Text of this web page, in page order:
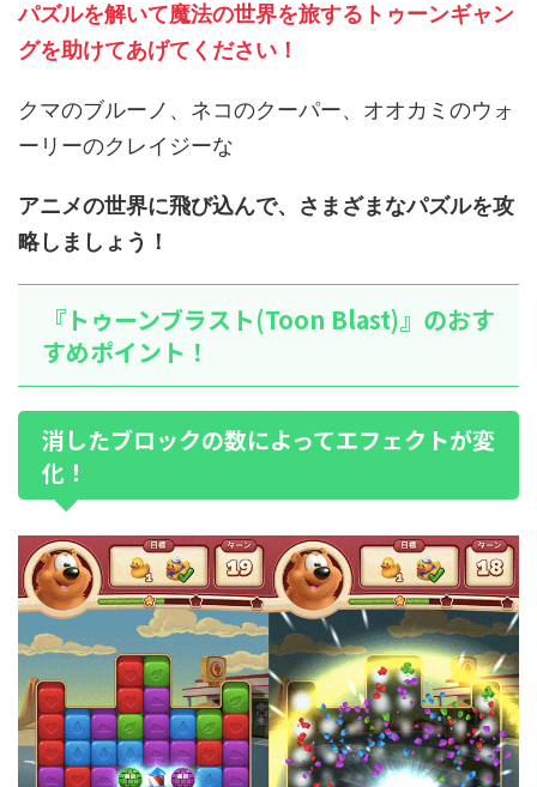
パズルを解いて魔法の世界を旅するトゥーンギャン
グを助けてあげてください！
クマのブルーノ、ネコのクーパー、オオカミのウォ
ーリーのクレイジーな
アニメの世界に飛び込んで、さまざまなパズルを攻
略しましょう！
『トゥーンブラスト(Toon Blast)』のおす
すめポイント！
消したブロックの数によってエフェクトが変
化！